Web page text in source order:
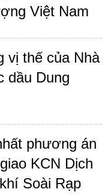
Việt Nam
vị thế của Nhà
dầu Dung
phương án
KCN Dịch
Soài Rạp